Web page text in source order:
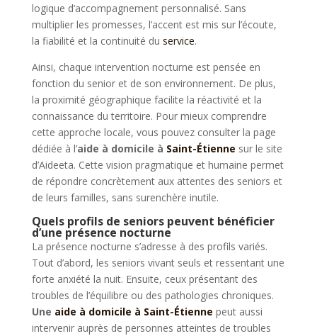
logique d’accompagnement personnalisé. Sans
multiplier les promesses, l’accent est mis sur l’écoute,
la fiabilité et la continuité du service.
Ainsi, chaque intervention nocturne est pensée en
fonction du senior et de son environnement. De plus,
la proximité géographique facilite la réactivité et la
connaissance du territoire. Pour mieux comprendre
cette approche locale, vous pouvez consulter la page
dédiée à l’aide à domicile à Saint-Étienne sur le site
d’Aideeta. Cette vision pragmatique et humaine permet
de répondre concrètement aux attentes des seniors et
de leurs familles, sans surenchère inutile.
Quels profils de seniors peuvent bénéficier
d’une présence nocturne
La présence nocturne s’adresse à des profils variés.
Tout d’abord, les seniors vivant seuls et ressentant une
forte anxiété la nuit. Ensuite, ceux présentant des
troubles de l’équilibre ou des pathologies chroniques.
Une aide à domicile à Saint-Étienne peut aussi
intervenir auprès de personnes atteintes de troubles